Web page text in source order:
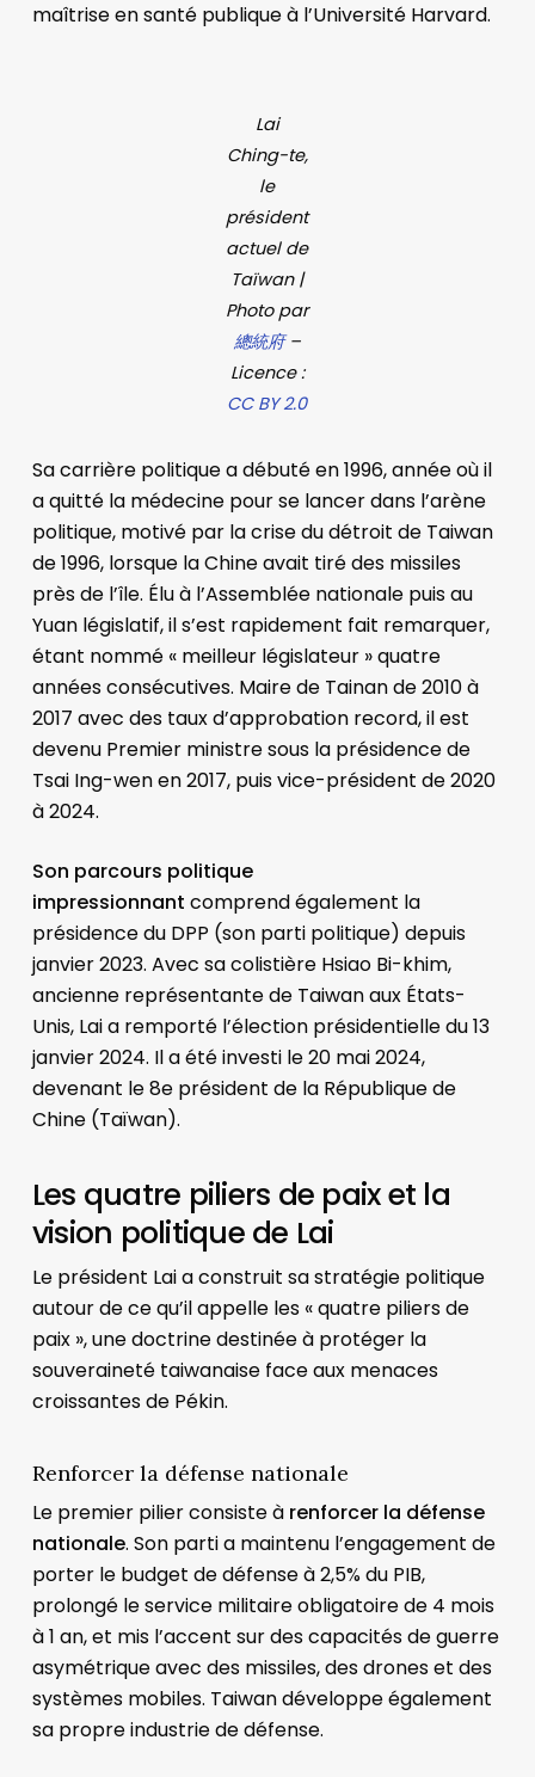
maîtrise en santé publique à l’Université Harvard.
Lai
Ching-te,
le
président
actuel de
Taïwan |
Photo par
總統府–
Licence :
CC BY 2.0
Sa carrière politique a débuté en 1996, année où il
a quitté la médecine pour se lancer dans l’arène
politique, motivé par la crise du détroit de Taiwan
de 1996, lorsque la Chine avait tiré des missiles
près de l’île. Élu à l’Assemblée nationale puis au
Yuan législatif, il s’est rapidement fait remarquer,
étant nommé « meilleur législateur » quatre
années consécutives. Maire de Tainan de 2010 à
2017 avec des taux d’approbation record, il est
devenu Premier ministre sous la présidence de
Tsai Ing-wen en 2017, puis vice-président de 2020
à 2024.
Son parcours politique
impressionnant comprend également la
présidence du DPP (son parti politique) depuis
janvier 2023. Avec sa colistière Hsiao Bi-khim,
ancienne représentante de Taiwan aux États-
Unis, Lai a remporté l’élection présidentielle du 13
janvier 2024. Il a été investi le 20 mai 2024,
devenant le 8e président de la République de
Chine (Taïwan).
Les quatre piliers de paix et la
vision politique de Lai
Le président Lai a construit sa stratégie politique
autour de ce qu’il appelle les « quatre piliers de
paix », une doctrine destinée à protéger la
souveraineté taiwanaise face aux menaces
croissantes de Pékin.
Renforcer la défense nationale
Le premier pilier consiste à renforcer la défense
nationale. Son parti a maintenu l’engagement de
porter le budget de défense à 2,5% du PIB,
prolongé le service militaire obligatoire de 4 mois
à 1 an, et mis l’accent sur des capacités de guerre
asymétrique avec des missiles, des drones et des
systèmes mobiles. Taiwan développe également
sa propre industrie de défense.